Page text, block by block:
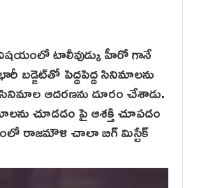
టాలీవుడ్కు హీరో గానే
బడ్జెట్‌తో పెద్దపెద్ద సినిమాలను
ఆదరణను దూరం చేశాడు.
చూడడం పై ఆశ‌క్తి చూప‌డం
రాజమౌళి చాలా బిగ్ మిస్టేక్